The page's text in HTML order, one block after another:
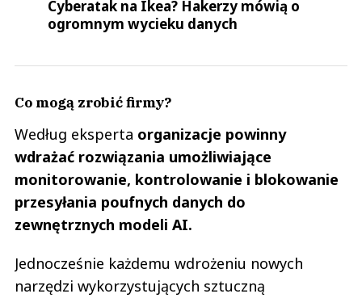
Cyberatak na Ikea? Hakerzy mówią o
ogromnym wycieku danych
Co mogą zrobić firmy?
Według eksperta organizacje powinny
wdrażać rozwiązania umożliwiające
monitorowanie, kontrolowanie i blokowanie
przesyłania poufnych danych do
zewnętrznych modeli AI.
Jednocześnie każdemu wdrożeniu nowych
narzędzi wykorzystujących sztuczną